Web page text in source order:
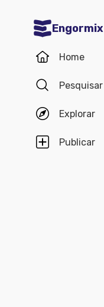
Engormix
Home
Pesquisar
Explorar
Publicar